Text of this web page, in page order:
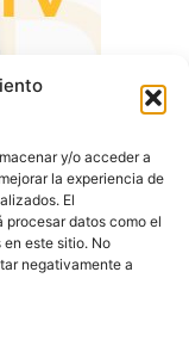
y/o acceder a
la experiencia de
El
datos como el
este sitio. No
negativamente a